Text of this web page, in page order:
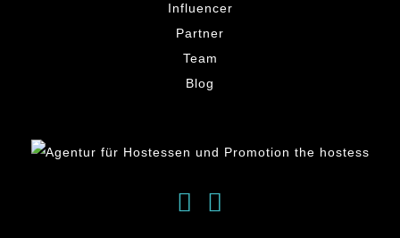
Influencer
Partner
Team
Blog